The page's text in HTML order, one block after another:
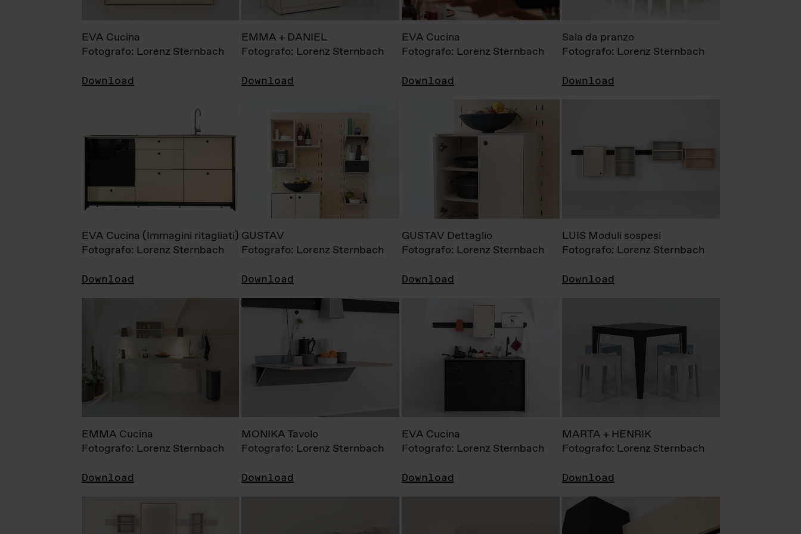
EVA Cucina
Fotografo: Lorenz Sternbach
Download
EMMA + DANIEL
Fotografo: Lorenz Sternbach
Download
EVA Cucina
Fotografo: Lorenz Sternbach
Download
Sala da pranzo
Fotografo: Lorenz Sternbach
Download
EVA Cucina (Immagini ritagliati)
Fotografo: Lorenz Sternbach
Download
GUSTAV
Fotografo: Lorenz Sternbach
Download
GUSTAV Dettaglio
Fotografo: Lorenz Sternbach
Download
LUIS Moduli sospesi
Fotografo: Lorenz Sternbach
Download
EMMA Cucina
Fotografo: Lorenz Sternbach
Download
MONIKA Tavolo
Fotografo: Lorenz Sternbach
Download
EVA Cucina
Fotografo: Lorenz Sternbach
Download
MARTA + HENRIK
Fotografo: Lorenz Sternbach
Download